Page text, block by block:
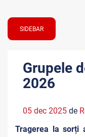
SIDEBAR
Grupele
2026
05 dec 2025 de
Tragerea la sorți